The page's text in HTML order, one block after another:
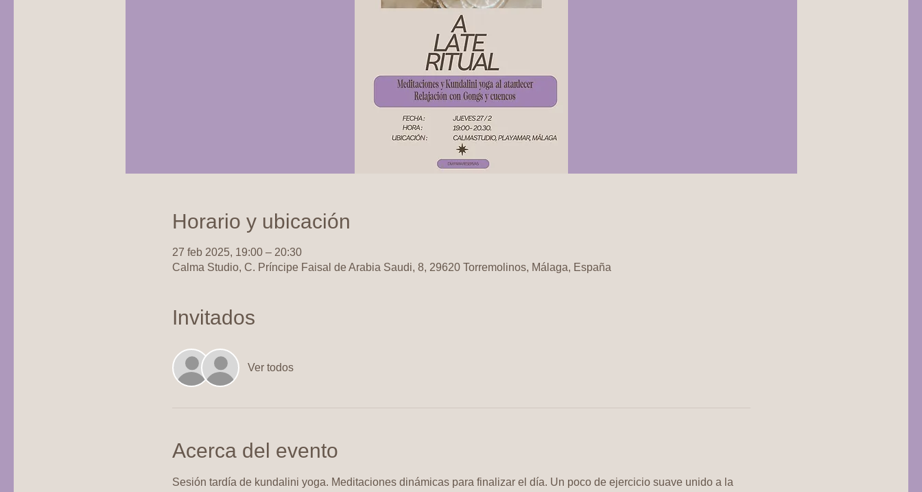
Horario y ubicación
27 feb 2025, 19:00 – 20:30
Calma Studio, C. Príncipe Faisal de Arabia Saudi, 8, 29620 Torremolinos, Málaga, España
Invitados
Ver todos
Acerca del evento
Sesión tardía de kundalini yoga. Meditaciones dinámicas para finalizar el día. Un poco de ejercicio suave unido a la